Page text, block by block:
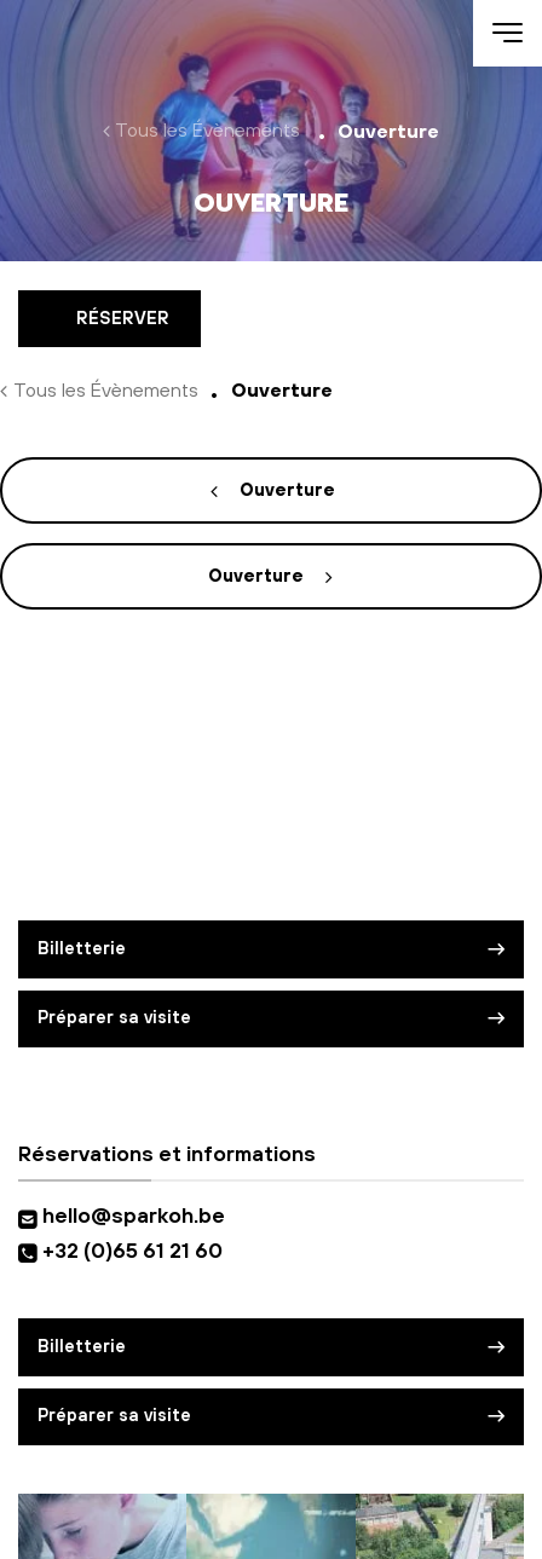
Aller au contenu
Tous les Évènements Ouverture
Ouverture
RÉSERVER
Billetterie
Préparer sa visite
Tous les Évènements Ouverture
Ouverture
Ouverture
Réservations et informations
hello@sparkoh.be
+32 (0)65 61 21 60
Billetterie
Préparer sa visite